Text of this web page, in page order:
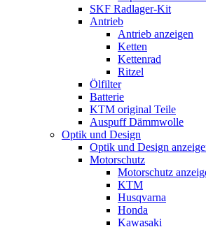
SKF Radlager-Kit
Antrieb
Antrieb anzeigen
Ketten
Kettenrad
Ritzel
Ölfilter
Batterie
KTM original Teile
Auspuff Dämmwolle
Optik und Design
Optik und Design
Motorschutz
Motorschutz
KTM
Husqvarna
Honda
Kawasaki